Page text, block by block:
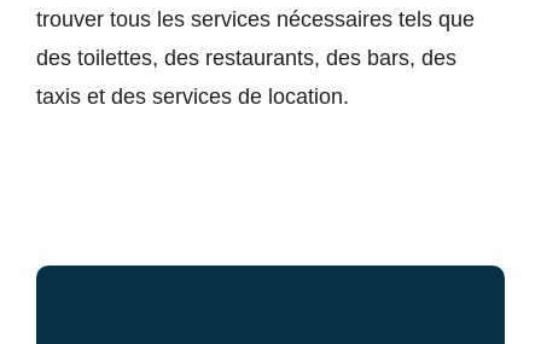
trouver tous les services nécessaires tels que
des toilettes, des restaurants, des bars, des
taxis et des services de location.